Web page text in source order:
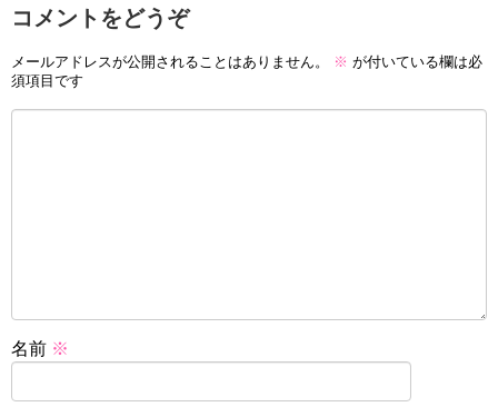
コメントをどうぞ
メールアドレスが公開されることはありません。 ※ が付いている欄は必
須項目です
名前 ※